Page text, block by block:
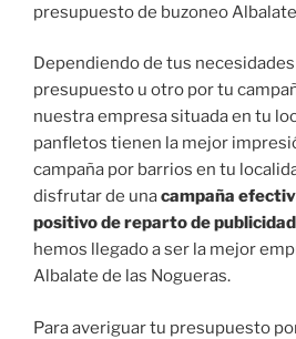
presupuesto de buzoneo
Dependiendo de tus
presupuesto u otro por tu
nuestra empresa situada en tu
panfletos tienen la mejor
campaña por barrios en tu
disfrutar de unacampaña
positivo de reparto de publicidad
hemos llegado a ser la mejor
Albalate de las Nogueras.
Para averiguar tu presupuesto